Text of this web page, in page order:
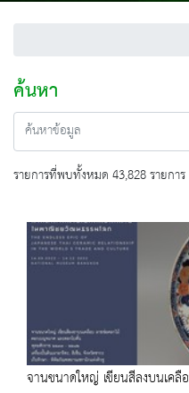
ค้นหา
รายการที่พบทั้งหมด 43,828 รายการ
จานขนาดใหญ่ เขียนสีลงบนเค